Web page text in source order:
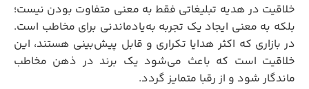
خلاقیت در هدیه تبلیغاتی فقط به معنی متفاوت بودن نیست؛
بلکه به معنی ایجاد یک تجربه به‌یادماندنی برای مخاطب است.
در بازاری که اکثر هدایا تکراری و قابل پیش‌بینی هستند، این
خلاقیت است که باعث می‌شود یک برند در ذهن مخاطب
ماندگار شود و از رقبا متمایز گردد.